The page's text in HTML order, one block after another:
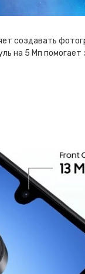
создавать
на 5 Мп помогает